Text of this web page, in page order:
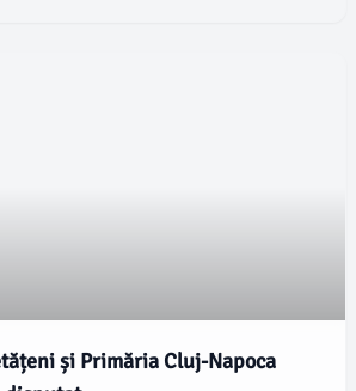
și Primăria Cluj-Napoca